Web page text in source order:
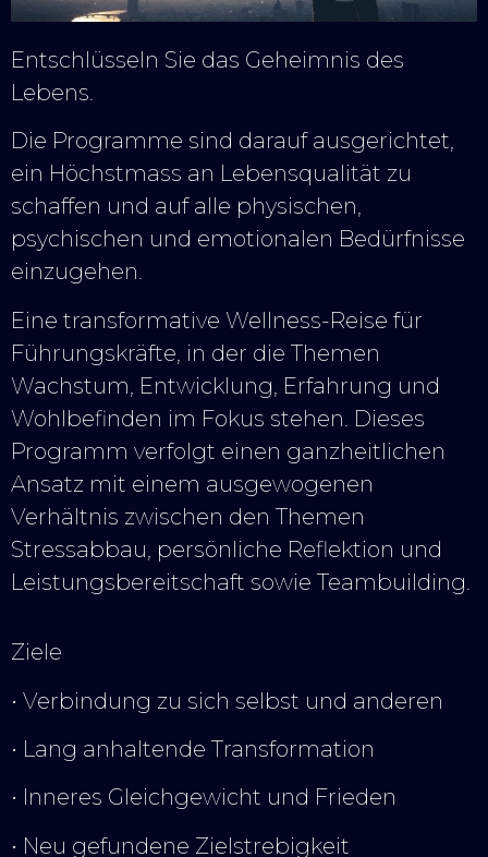
Entschlüsseln Sie das Geheimnis des
Lebens.
Die Programme sind darauf ausgerichtet,
ein Höchstmass an Lebensqualität zu
schaffen und auf alle physischen,
psychischen und emotionalen Bedürfnisse
einzugehen.
Eine transformative Wellness-Reise für
Führungskräfte, in der die Themen
Wachstum, Entwicklung, Erfahrung und
Wohlbefinden im Fokus stehen. Dieses
Programm verfolgt einen ganzheitlichen
Ansatz mit einem ausgewogenen
Verhältnis zwischen den Themen
Stressabbau, persönliche Reflektion und
Leistungsbereitschaft sowie Teambuilding.
Ziele
• Verbindung zu sich selbst und anderen
• Lang anhaltende Transformation
• Inneres Gleichgewicht und Frieden
• Neu gefundene Zielstrebigkeit